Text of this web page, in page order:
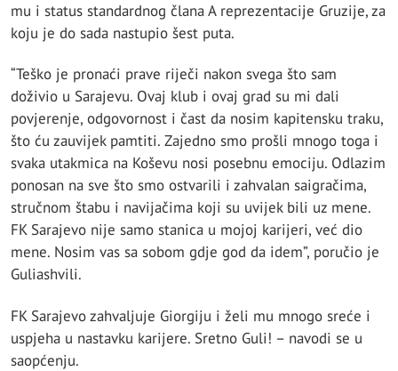
mu i status standardnog člana A reprezentacije Gruzije, za
koju je do sada nastupio šest puta.
“Teško je pronaći prave riječi nakon svega što sam
doživio u Sarajevu. Ovaj klub i ovaj grad su mi dali
povjerenje, odgovornost i čast da nosim kapitensku traku,
što ću zauvijek pamtiti. Zajedno smo prošli mnogo toga i
svaka utakmica na Koševu nosi posebnu emociju. Odlazim
ponosan na sve što smo ostvarili i zahvalan saigračima,
stručnom štabu i navijačima koji su uvijek bili uz mene.
FK Sarajevo nije samo stanica u mojoj karijeri, već dio
mene. Nosim vas sa sobom gdje god da idem”, poručio je
Guliashvili.
FK Sarajevo zahvaljuje Giorgiju i želi mu mnogo sreće i
uspjeha u nastavku karijere. Sretno Guli! – navodi se u
saopćenju.